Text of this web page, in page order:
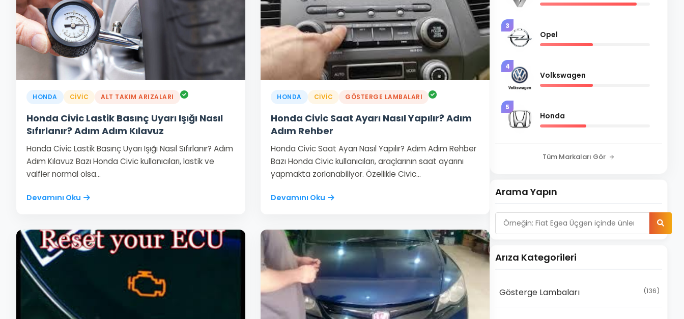
HONDA CIVIC ALT TAKIM ARIZALARI
Honda Civic Lastik Basınç Uyarı Işığı Nasıl
Sıfırlanır? Adım Adım Kılavuz
Honda Civic Lastik Basınç Uyarı Işığı Nasıl Sıfırlanır? Adım
Adım Kılavuz Bazı Honda Civic kullanıcıları, lastik ve
valfler normal olsa…
Devamını Oku
HONDA CIVIC GÖSTERGE LAMBALARI
Honda Civic Saat Ayarı Nasıl Yapılır? Adım
Adım Rehber
Honda Civic Saat Ayarı Nasıl Yapılır? Adım Adım Rehber
Bazı Honda Civic kullanıcıları, araçlarının saat ayarını
yapmakta zorlanabiliyor. Özellikle Civic…
Devamını Oku
3
Opel
4
Volkswagen
5
Honda
Tüm Markaları Gör
Arama Yapın
Arıza Kategorileri
Gösterge Lambaları (136)